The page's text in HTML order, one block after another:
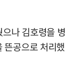
나 김호령을 병
뜬공으로 처리했